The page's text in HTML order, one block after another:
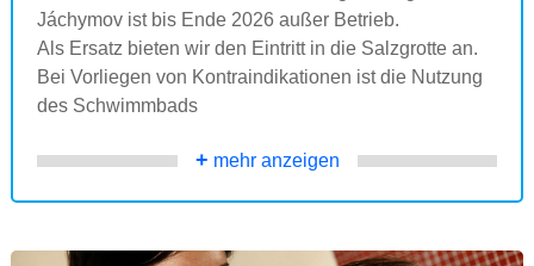
Jáchymov ist bis Ende 2026 außer Betrieb.
Als Ersatz bieten wir den Eintritt in die Salzgrotte an.
Bei Vorliegen von Kontraindikationen ist die Nutzung
des Schwimmbads
+ mehr anzeigen